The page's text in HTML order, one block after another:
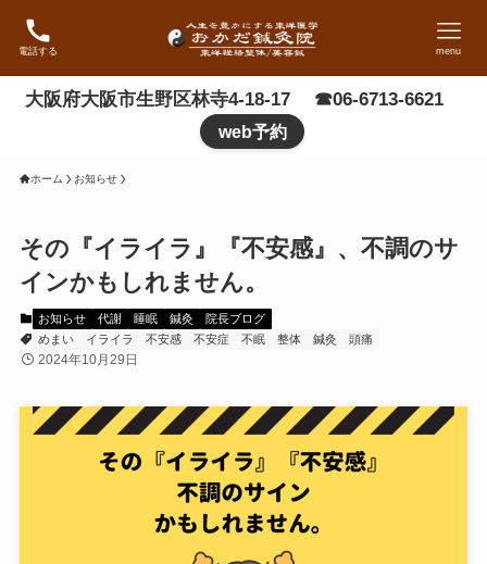
電話する menu
大阪府大阪市生野区林寺4-18-17 ☎06-6713-6621
web予約
ホーム お知らせ
その『イライラ』『不安感』、不調のサ
インかもしれません。
お知らせ 代謝 睡眠 鍼灸
院長ブログ
めまい
イライラ 不安感 不安症 不眠 整体 鍼灸 頭痛
2024年10月29日